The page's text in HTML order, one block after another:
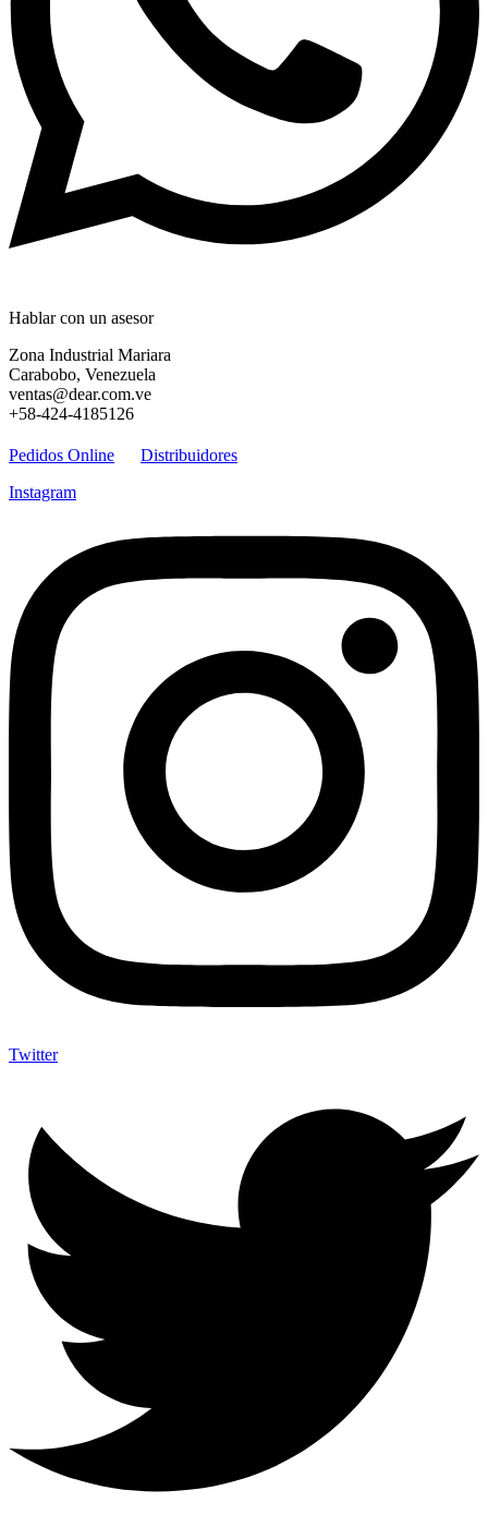
Hablar con un asesor
Zona Industrial Mariara
Carabobo, Venezuela
ventas@dear.com.ve
+58-424-4185126
Pedidos Online
Distribuidores
Instagram
Twitter